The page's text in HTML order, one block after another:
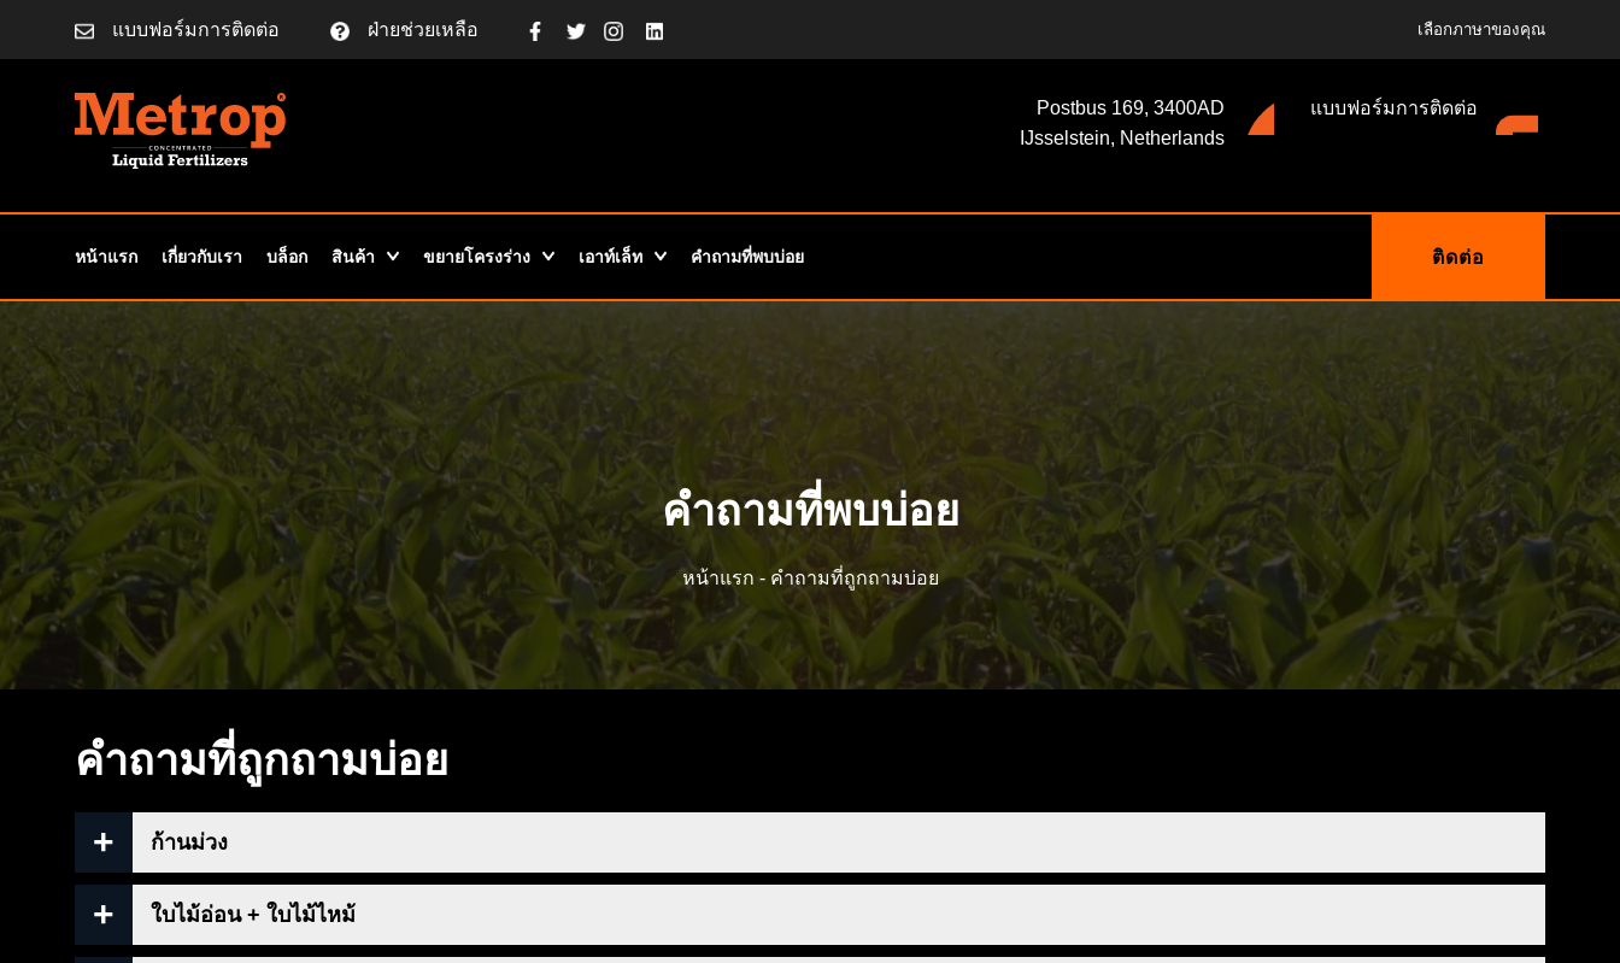
แบบฟอร์มการติดต่อ ฝ่ายช่วยเหลือ เลือกภาษาของคุณ
Postbus 169, 3400AD
IJsselstein, Netherlands
แบบฟอร์มการติดต่อ
หน้าแรก เกี่ยวกับเรา บล็อก สินค้า ขยายโครงร่าง เอาท์เล็ท คำถามที่พบบ่อย ติดต่อ
คำถามที่พบบ่อย
หน้าแรก - คำถามที่ถูกถามบ่อย
คำถามที่ถูกถามบ่อย
ก้านม่วง
ผู้ปลูกมักเห็นก้านใบสีม่วงบนพืช
ลำต้นสีม่วงเหล่านี้เกิดจากสิ่งเดียวเท่านั้น นั่นคือการขาดฟอสฟอรัส
ใบไม้อ่อน + ใบไม้ไหม้